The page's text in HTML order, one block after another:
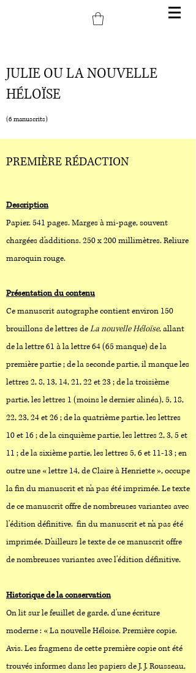
JULIE OU LA NOUVELLE
HÉLOÏSE
(6 manuscrits)
PREMIÈRE RÉDACTION
Description
Papier. 541 pages. Marges à mi-page, souvent
chargées d'additions. 250 x 200 millimètres. Reliure
maroquin rouge.
Présentation du contenu
Ce manuscrit autographe contient environ 150
brouillons de lettres deLa nouvelle Héloïse, allant
de la lettre 61 à la lettre 64 (65 manque) de la
première partie ; de la seconde partie, il manque les
lettres 2, 8, 13, 14, 21, 22 et 23 ; de la troisième
partie, les lettres 1 (moins le dernier alinéa), 5, 18,
22, 23, 24 et 26 ; de la quatrième partie, les lettres
10 et 16 ; de la cinquième partie, les lettres 2, 3, 5 et
11 ; de la sixième partie, les lettres 5, 6 et 11-13 ; en
outre une « lettre 14, de Claire à Henriette », occupe
la fin du manuscrit et n'a pas été imprimée. Le texte
de ce manuscrit offre de nombreuses variantes avec
l'édition définitive. fin du manuscrit et n'a pas été
imprimée. D'ailleurs le texte de ce manuscrit offre
de nombreuses variantes avec l'édition définitive.
Historique de la conservation
On lit sur le feuillet de garde, d'une écriture
moderne : « La nouvelle Héloise. Première copie.
Avis. Les fragmens de cette première copie ont été
trouvés informes dans les papiers de J. J. Rousseau,